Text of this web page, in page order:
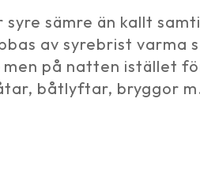
sämre än kallt
av syrebrist
på natten istället
båtlyftar, bryggor